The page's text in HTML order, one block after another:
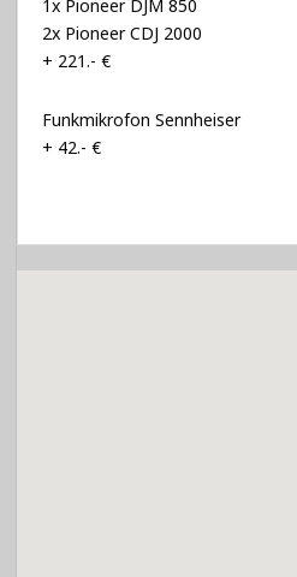
1x Pioneer DJM 850
2x Pioneer CDJ 2000
+ 221.- €
Funkmikrofon Sennheiser
+ 42.- €